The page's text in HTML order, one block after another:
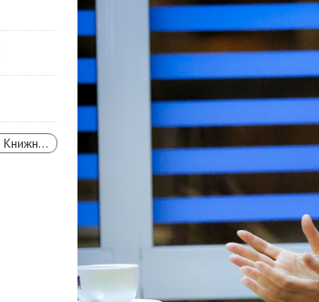
Красноярская Ярмарка Книжной Культуры